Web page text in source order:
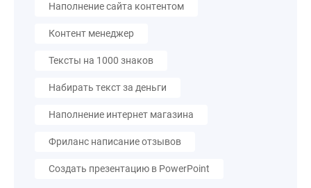
Наполнение сайта контентом
Контент менеджер
Тексты на 1000 знаков
Набирать текст за деньги
Наполнение интернет магазина
Фриланс написание отзывов
Создать презентацию в PowerPoint